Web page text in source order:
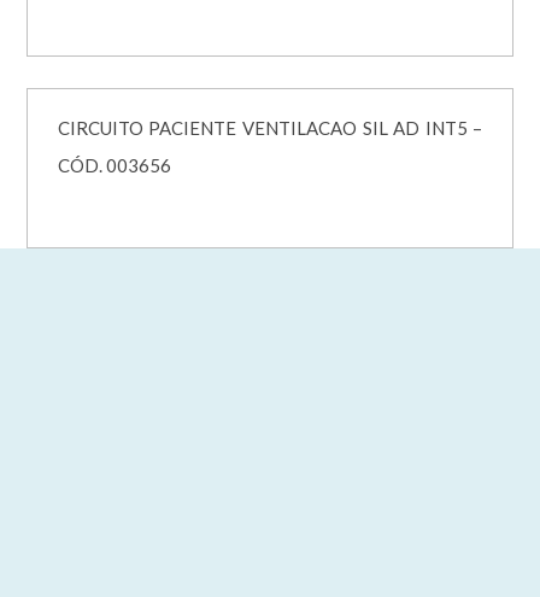
CIRCUITO PACIENTE VENTILACAO SIL AD INT5 –
CÓD. 003656